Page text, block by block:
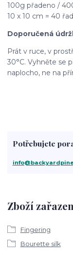
100g přadeno /
10 x 10 cm = 40
Doporučená
Prát v ruce, v
30°C. Vyhněte se
naplocho, ne na
Zboží
Fingering
Bourette silk
Potřebujete